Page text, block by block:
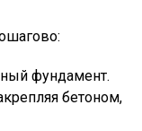
фундамент.
бетоном,